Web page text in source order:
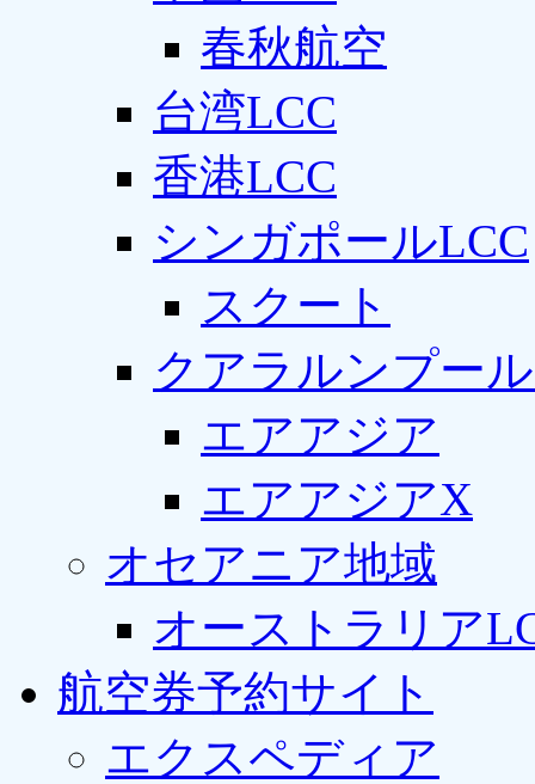
春秋航空
台湾LCC
香港LCC
シンガポールLCC
スクート
クアラルンプー
エアアジア
エアアジアX
オセアニア地域
オーストラリア
航空券予約サイト
エクスペディア